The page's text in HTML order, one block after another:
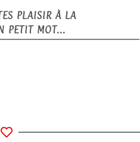
PLAISIR À LA
PETIT MOT...